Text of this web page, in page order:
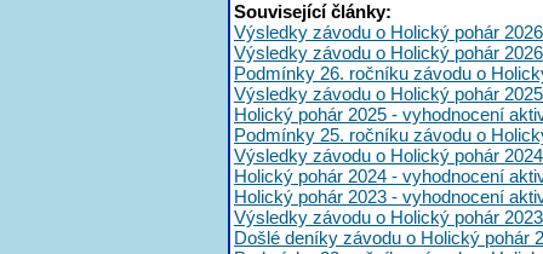
Související články:
Výsledky závodu o Holický pohár
Výsledky závodu o Holický pohár 2026
Podmínky 26. ročníku závodu o
Výsledky závodu o Holický pohár 2025
Holický pohár 2025 - vyhodnocení
Podmínky 25. ročníku závodu o
Výsledky závodu o Holický pohár 2024
Holický pohár 2024 - vyhodnocení
Holický pohár 2023 - vyhodnocení
Výsledky závodu o Holický pohár 2023
Došlé deníky závodu o Holický pohár